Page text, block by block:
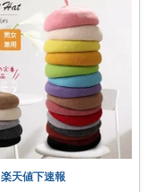
楽天値下速報